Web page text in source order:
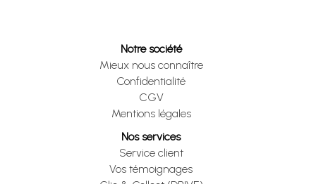
Notre société
Mieux nous connaître
Confidentialité
CGV
Mentions légales
Nos services
Service client
Vos témoignages